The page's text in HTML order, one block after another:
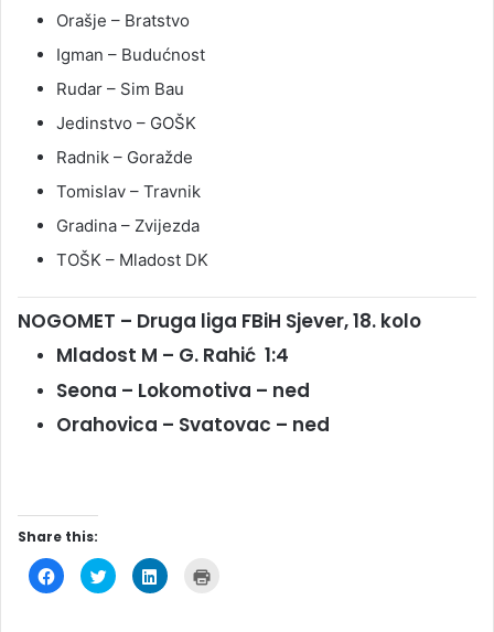
Orašje – Bratstvo
Igman – Budućnost
Rudar – Sim Bau
Jedinstvo – GOŠK
Radnik – Goražde
Tomislav – Travnik
Gradina – Zvijezda
TOŠK – Mladost DK
NOGOMET – Druga liga FBiH Sjever, 18. kolo
Mladost M – G. Rahić 1:4
Seona – Lokomotiva – ned
Orahovica – Svatovac – ned
Share this:
C
l
C
l
C
l